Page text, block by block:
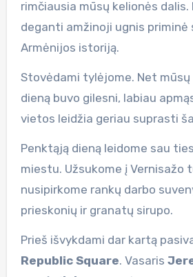
rimčiausia mūsų kelionės dalis.
deganti amžinoji ugnis priminė
Armėnijos istoriją.
Stovėdami tylėjome. Net
dieną buvo gilesni, labiau
vietos leidžia geriau suprasti
Penktąją dieną leidome sau
miestu. Užsukome į Vernisažo
nusipirkome rankų darbo
prieskonių ir granatų sirupo.
Prieš išvykdami dar kartą
Republic Square. Vasaris